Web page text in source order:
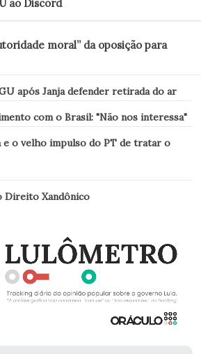
ao Discord
moral” da oposição para
após Janja defender retirada do ar
com o Brasil: "Não nos interessa"
e o velho impulso do PT de tratar o
Direito Xandônico